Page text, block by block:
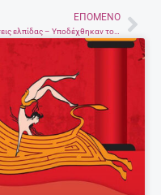
ΕΠΌΜΕΝΟ
Δράσεις ελπίδας – Υποδέχθηκαν το Καλοκαίρι ζωγραφίζοντας στην Παιδοαιματολογική του ΠΑΓΝΗ